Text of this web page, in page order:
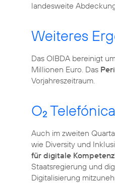
landesweite
Weiteres
Das OIBDA bereinigt
Millionen Euro. Das
Vorjahreszeitraum.
O2
Auch im zweiten
wie Diversity und
für digitale
Staatsregierung und
Digitalisierung